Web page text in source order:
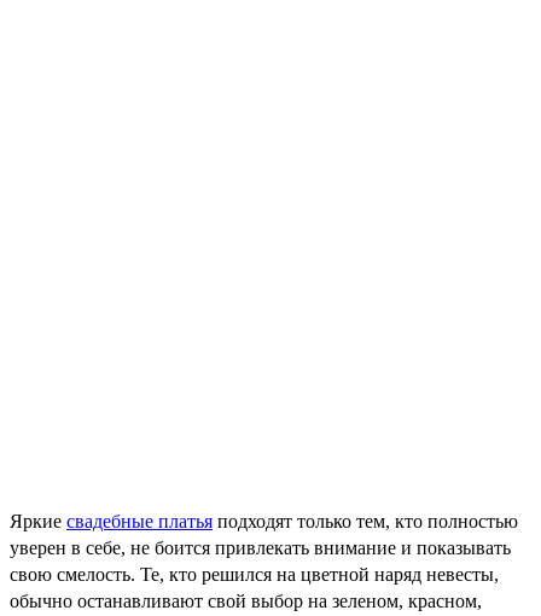
Яркие свадебные платья подходят только тем, кто полностью
уверен в себе, не боится привлекать внимание и показывать
свою смелость. Те, кто решился на цветной наряд невесты,
обычно останавливают свой выбор на зеленом, красном,